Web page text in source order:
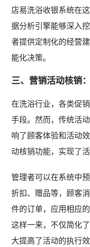
店易洗浴收银系统在
据分析引擎能够深入
者提供定制化的经营
能化决策。
三、营销活动核销
在洗浴行业，各类促
手段。然而，传统活
响了顾客体验和活动
动核销功能，实现了
管理者可以在系统中
折扣、赠品等，顾客
件的订单，应用相应
这样一来，不仅简化
大提高了活动的执行